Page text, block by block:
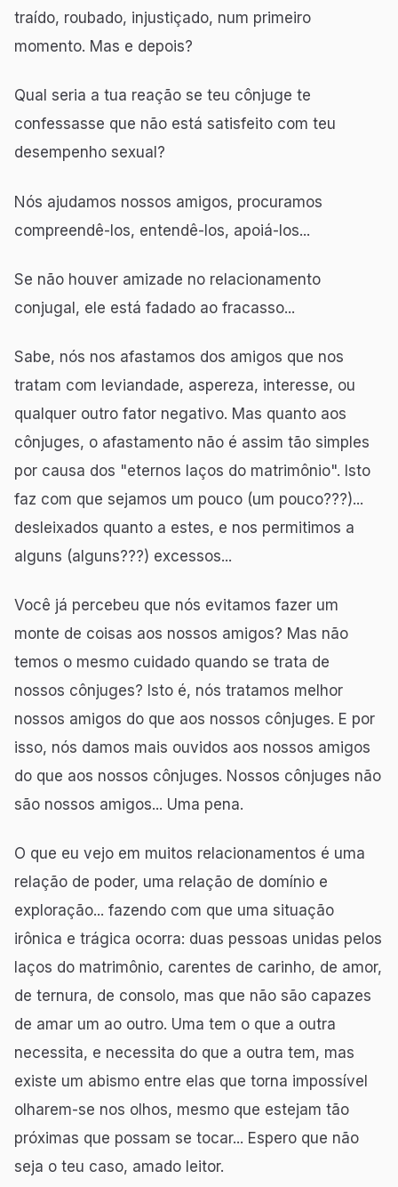
traído, roubado, injustiçado, num primeiro
momento. Mas e depois?
Qual seria a tua reação se teu cônjuge te
confessasse que não está satisfeito com teu
desempenho sexual?
Nós ajudamos nossos amigos, procuramos
compreendê-los, entendê-los, apoiá-los...
Se não houver amizade no relacionamento
conjugal, ele está fadado ao fracasso...
Sabe, nós nos afastamos dos amigos que nos
tratam com leviandade, aspereza, interesse, ou
qualquer outro fator negativo. Mas quanto aos
cônjuges, o afastamento não é assim tão simples
por causa dos "eternos laços do matrimônio". Isto
faz com que sejamos um pouco (um pouco???)...
desleixados quanto a estes, e nos permitimos a
alguns (alguns???) excessos...
Você já percebeu que nós evitamos fazer um
monte de coisas aos nossos amigos? Mas não
temos o mesmo cuidado quando se trata de
nossos cônjuges? Isto é, nós tratamos melhor
nossos amigos do que aos nossos cônjuges. E por
isso, nós damos mais ouvidos aos nossos amigos
do que aos nossos cônjuges. Nossos cônjuges não
são nossos amigos... Uma pena.
O que eu vejo em muitos relacionamentos é uma
relação de poder, uma relação de domínio e
exploração... fazendo com que uma situação
irônica e trágica ocorra: duas pessoas unidas pelos
laços do matrimônio, carentes de carinho, de amor,
de ternura, de consolo, mas que não são capazes
de amar um ao outro. Uma tem o que a outra
necessita, e necessita do que a outra tem, mas
existe um abismo entre elas que torna impossível
olharem-se nos olhos, mesmo que estejam tão
próximas que possam se tocar... Espero que não
seja o teu caso, amado leitor.